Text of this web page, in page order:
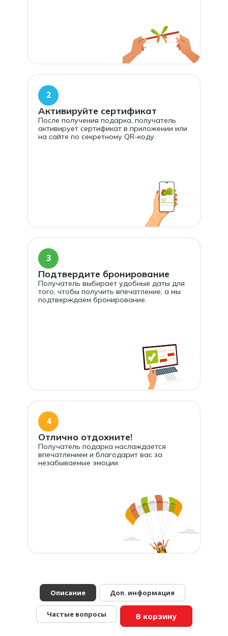
2
Активируйте сертификат
После получения подарка, получатель
активирует сертификат в приложении или
на сайте по секретному QR-коду.
3
Подтвердите бронирование
Получатель выбирает удобные даты для
того, чтобы получить впечатление, а мы
подтверждаем бронирование.
4
Отлично отдохните!
Получатель подарка наслаждается
впечатлением и благодарит вас за
незабываемые эмоции.
Описание Доп. информация
Частые вопросы В корзину